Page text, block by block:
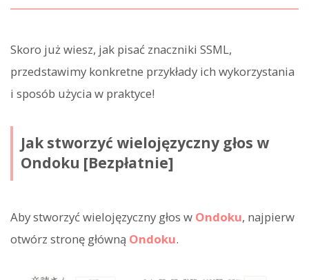
Skoro już wiesz, jak pisać znaczniki SSML,
przedstawimy konkretne przykłady ich wykorzystania
i sposób użycia w praktyce!
Jak stworzyć wielojęzyczny głos w
Ondoku [Bezpłatnie]
Aby stworzyć wielojęzyczny głos w Ondoku, najpierw
otwórz stronę główną Ondoku.